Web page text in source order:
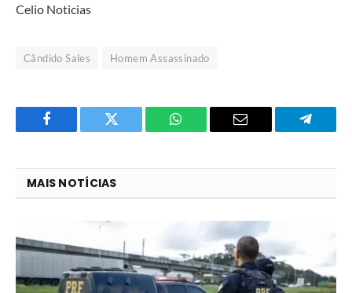
Celio Noticias
Cândido Sales Homem Assassinado
Facebook Twitter
O
WhatsApp?
E-
MAIS NOTÍCIAS